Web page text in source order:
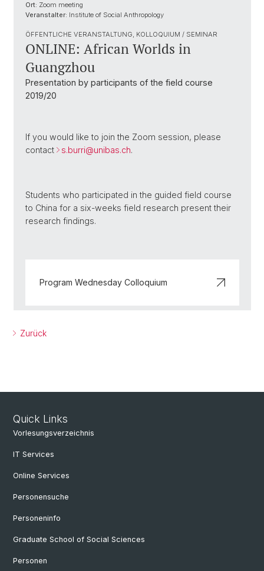
Ort: Zoom meeting
Veranstalter: Institute of Social Anthropology
ÖFFENTLICHE VERANSTALTUNG, KOLLOQUIUM / SEMINAR
ONLINE: African Worlds in
Guangzhou
Presentation by participants of the field course
2019/20
If you would like to join the Zoom session, please
contact
s.burri@unibas.ch.
Students who participated in the guided field course
to China for a six-weeks field research present their
research findings.
Program Wednesday Colloquium
Zurück
Quick Links
Vorlesungsverzeichnis
IT Services
Online Services
Personensuche
Personeninfo
Graduate School of Social Sciences
Personen